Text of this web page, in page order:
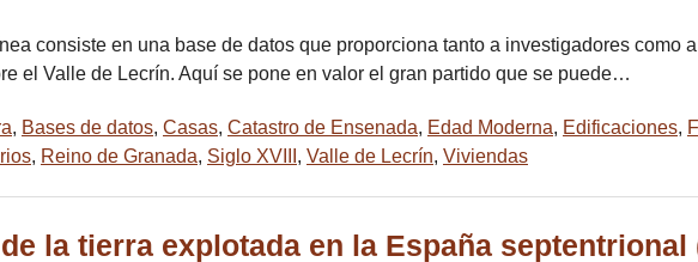
consiste en una base de datos que proporciona tanto a investigadores como
el Valle de Lecrín. Aquí se pone en valor el gran partido que se puede…
, Bases de datos, Casas, Catastro de Ensenada, Edad Moderna, Edificaciones,
, Reino de Granada, Siglo XVIII , Valle de Lecrín, Viviendas
la tierra explotada en la España septentrional